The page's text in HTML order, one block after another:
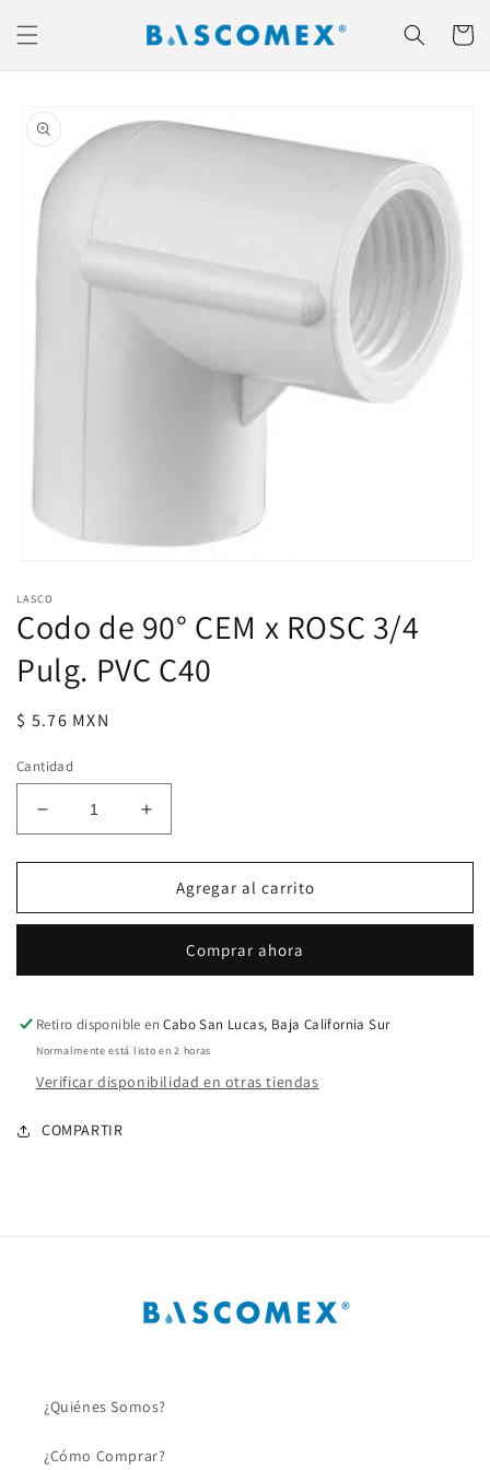
directamente
al contenido
Carrito
a la
información
del producto
multimedia
1
en
ventana
modal
LASCO
Codo de 90° CEM x ROSC 3/4
Pulg. PVC C40
Precio
$ 5.76 MXN
Cantidad
Reducir
cantidad
para
de
x
3/4
Pulg.
PVC
C40
Aumentar
cantidad
para
Codo
de
CEM
x
3/4
Pulg.
PVC
C40
Agregar al carrito
Comprar ahora
Retiro disponible enCabo San Lucas, Baja California Sur
Normalmente está listo en 2 horas
Verificar disponibilidad en otras tiendas
COMPARTIR
¿Quiénes Somos?
¿Cómo Comprar?